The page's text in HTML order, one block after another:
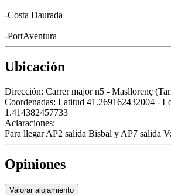
-Costa Daurada
-PortAventura
Ubicación
Dirección: Carrer major n5 - Masllorenç
Coordenadas: Latitud 41.269162432004 -
1.414382457733
Aclaraciones:
Para llegar AP2 salida Bisbal y AP7 salida
Opiniones
Valorar alojamiento